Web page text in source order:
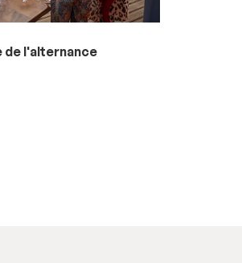
de l'alternance